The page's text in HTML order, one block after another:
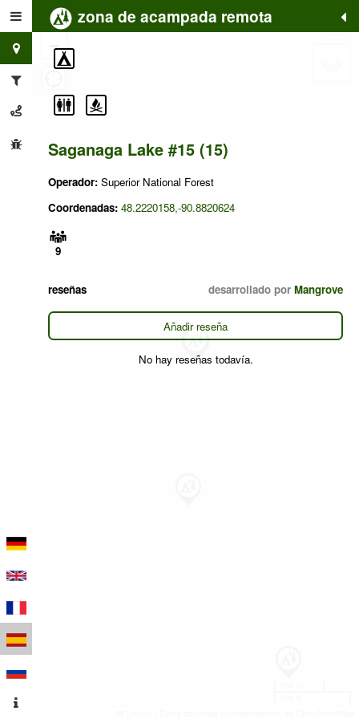
zona de acampada remota
Saganaga Lake #15 (15)
Operador: Superior National Forest
Coordenadas: 48.2220158,-90.8820624
9
reseñas desarrollado por Mangrove
Añadir reseña
No hay reseñas todavía.
+
−